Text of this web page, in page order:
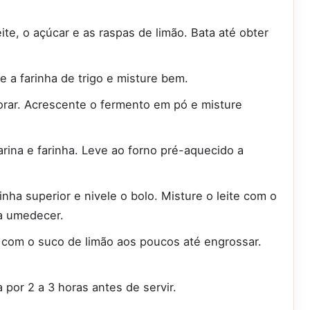
o açúcar e as raspas de limão. Bata até obter
a farinha de trigo e misture bem.
Acrescente o fermento em pó e misture
e farinha. Leve ao forno pré-aquecido a
superior e nivele o bolo. Misture o leite com o
umedecer.
o suco de limão aos poucos até engrossar.
por 2 a 3 horas antes de servir.